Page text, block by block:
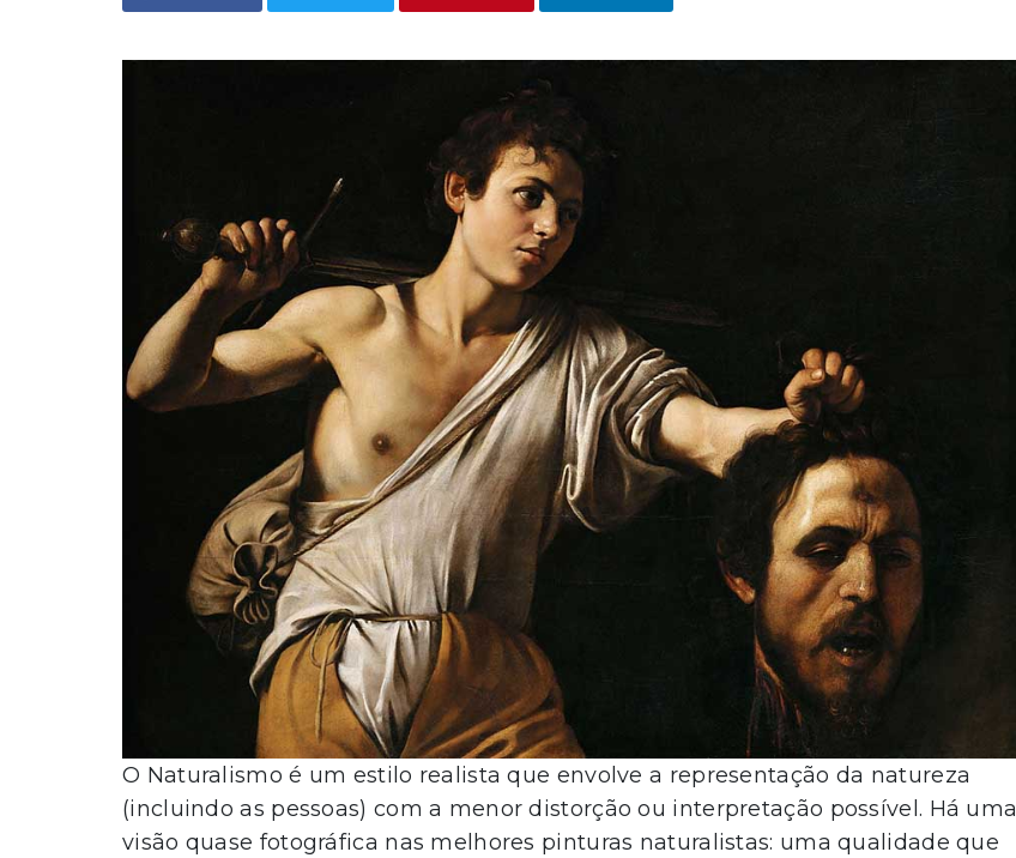
O Naturalismo é um estilo realista que envolve a representação da natureza
(incluindo as pessoas) com a menor distorção ou interpretação possível. Há uma
visão quase fotográfica nas melhores pinturas naturalistas: uma qualidade que